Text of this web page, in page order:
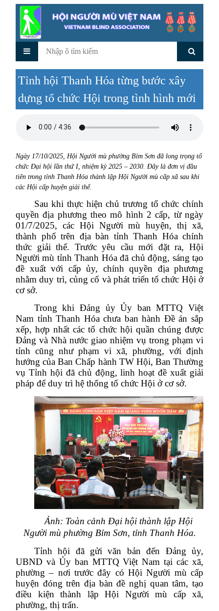
Tỉnh hội Thanh Hóa từng bước xây
dựng tổ chức Hội trong tình hình mới
Ngày 17/10/2025, Hội Người mù phường Bỉm Sơn đã long trọng tổ
chức Đại hội lần thứ I, nhiệm kỳ 2025 – 2030. Đây là đơn vị đầu
tiên trong tỉnh Thanh Hóa thành lập Hội Người mù cấp xã sau khi
các Hội cấp huyện giải thể.
Sau khi thực hiện chủ trương tổ chức chính
quyền địa phương theo mô hình 2 cấp, từ ngày
01/7/2025, các Hội Người mù huyện, thị xã,
thành phố trên địa bàn tỉnh Thanh Hóa chính
thức giải thể. Trước yêu cầu mới đặt ra, Hội
Người mù tỉnh Thanh Hóa đã chủ động, sáng tạo
đề xuất với cấp ủy, chính quyền địa phương
nhằm duy trì, củng cố và phát triển tổ chức Hội ở
cơ sở.
Trong khi Đảng ủy Ủy ban MTTQ Việt
Nam tỉnh Thanh Hóa chưa ban hành Đề án sắp
xếp, hợp nhất các tổ chức hội quần chúng được
Đảng và Nhà nước giao nhiệm vụ trong phạm vi
tỉnh cũng như phạm vi xã, phường, với định
hướng của Ban Chấp hành TW Hội, Ban Thường
vụ Tỉnh hội đã chủ động, linh hoạt đề xuất giải
pháp để duy trì hệ thống tổ chức Hội ở cơ sở.
Ảnh: Toàn cảnh Đại hội thành lập Hội
Người mù phường Bỉm Sơn, tỉnh Thanh Hóa.
Tỉnh hội đã gửi văn bản đến Đảng ủy,
UBND và Ủy ban MTTQ Việt Nam tại các xã,
phường – nơi trước đây có Hội Người mù cấp
huyện đóng trên địa bàn đề nghị quan tâm, tạo
điều kiện thành lập Hội Người mù cấp xã,
phường, thị trấn.